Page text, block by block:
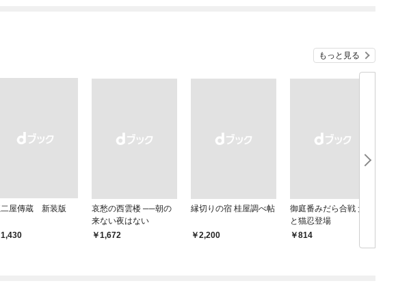
もっと見る
二屋傳蔵 新装版
1,430
哀愁の西雲楼 ──朝の
来ない夜はない
￥1,672
縁切りの宿 桂屋調べ帖
￥2,200
御庭番みだら合戦 犬忍
と猫忍登場
￥814